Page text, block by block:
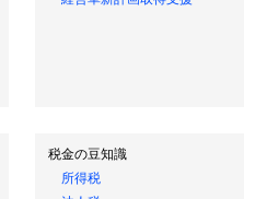
税金の豆知識
所得税